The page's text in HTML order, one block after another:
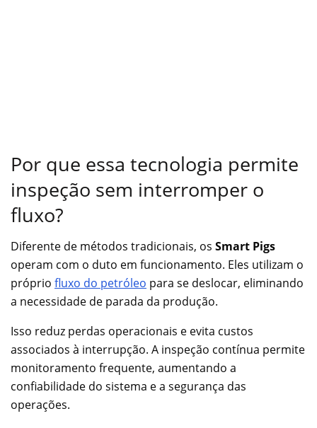
Por que essa tecnologia permite
inspeção sem interromper o
fluxo?
Diferente de métodos tradicionais, os Smart Pigs
operam com o duto em funcionamento. Eles utilizam o
próprio fluxo do petróleo para se deslocar, eliminando
a necessidade de parada da produção.
Isso reduz perdas operacionais e evita custos
associados à interrupção. A inspeção contínua permite
monitoramento frequente, aumentando a
confiabilidade do sistema e a segurança das
operações.